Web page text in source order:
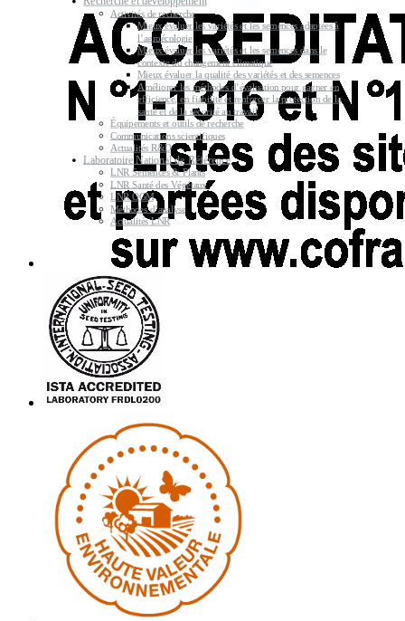
Activités de recherche
Mieux évaluer les variétés et les semences adaptées à
l’agroécologie
Mieux évaluer les variétés et les semences dans le
contexte du changement climatique
Mieux évaluer la qualité des variétés et des semences
Améliorer les méthodes d’évaluation pour gagner en
efficience, en fiabilité et renforcer la protection de la
santé et de la sécurité au travail
Équipements et outils de recherche
Communications scientifiques
Actualités R&D
Laboratoire National de Référence
LNR Semences & Plants
LNR Santé des Végétaux
LNR OGM
Méthodes d’analyse
Actualités LNR